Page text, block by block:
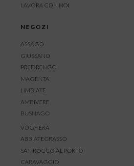
LAVORA CON NOI
NEGOZI
ASSAGO
GIUSSANO
PREDRENGO
MAGENTA
LIMBIATE
AMBIVERE
BUSNAGO
VOGHERA
ABBIATEGRASSO
SAN ROCCO AL PORTO
CARAVAGGIO